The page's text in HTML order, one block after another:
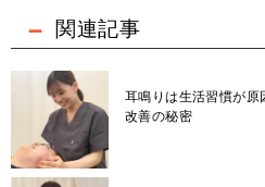
関連記事
耳鳴りは生活習慣が原
改善の秘密